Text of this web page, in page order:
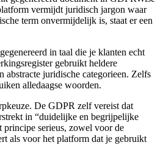
vermijdt juridisch jargon waar
term onvermijdelijk is, staat er een
in taal die je klanten echt
gebruikt heldere
abstracte juridische categorieen. Zelfs
alledaagse woorden.
De GDPR zelf vereist dat
in “duidelijke en begrijpelijke
principe serieus, zowel voor de
als voor het platform dat je gebruikt